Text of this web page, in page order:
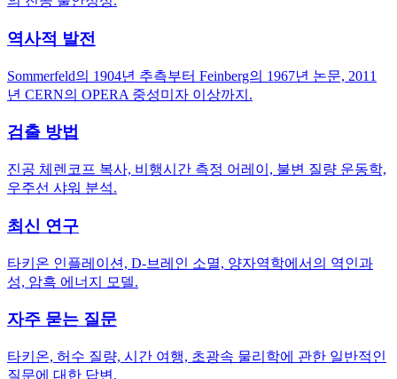
역사적 발전
Sommerfeld의 1904년 추측부터 Feinberg의 1967년 논문, 2011
년 CERN의 OPERA 중성미자 이상까지.
검출 방법
진공 체렌코프 복사, 비행시간 측정 어레이, 불변 질량 운동학,
우주선 샤워 분석.
최신 연구
타키온 인플레이션, D-브레인 소멸, 양자역학에서의 역인과
성, 암흑 에너지 모델.
자주 묻는 질문
타키온, 허수 질량, 시간 여행, 초광속 물리학에 관한 일반적인
질문에 대한 답변.